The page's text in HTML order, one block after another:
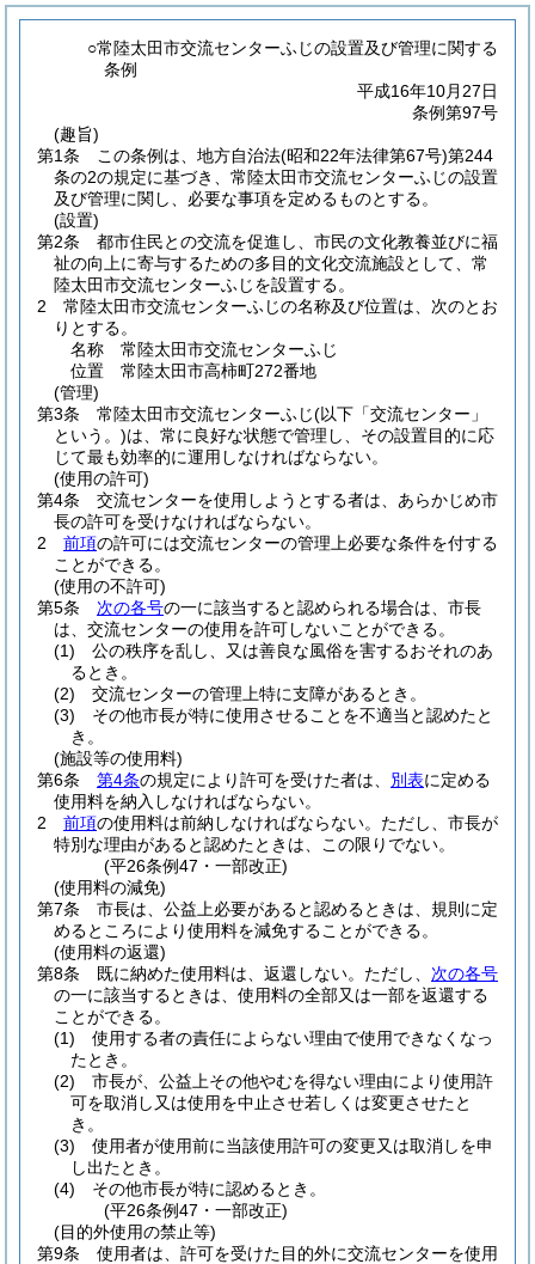
○常陸太田市交流センターふじの設置及び管理に関する
条例
平成16年10月27日
条例第97号
(趣旨)
第1条
この条例は、地方自治法(昭和22年法律第67号)第244
条の2の規定に基づき、常陸太田市交流センターふじの設置
及び管理に関し、必要な事項を定めるものとする。
(設置)
第2条
都市住民との交流を促進し、市民の文化教養並びに福
祉の向上に寄与するための多目的文化交流施設として、常
陸太田市交流センターふじを設置する。
2
常陸太田市交流センターふじの名称及び位置は、次のとお
りとする。
名称 常陸太田市交流センターふじ
位置 常陸太田市高柿町272番地
(管理)
第3条
常陸太田市交流センターふじ(以下「交流センター」
という。)は、常に良好な状態で管理し、その設置目的に応
じて最も効率的に運用しなければならない。
(使用の許可)
第4条
交流センターを使用しようとする者は、あらかじめ市
長の許可を受けなければならない。
2
前項の許可には交流センターの管理上必要な条件を付する
ことができる。
(使用の不許可)
第5条
次の各号の一に該当すると認められる場合は、市長
は、交流センターの使用を許可しないことができる。
(1)
公の秩序を乱し、又は善良な風俗を害するおそれのあ
るとき。
(2)
交流センターの管理上特に支障があるとき。
(3)
その他市長が特に使用させることを不適当と認めたと
き。
(施設等の使用料)
第6条
第4条の規定により許可を受けた者は、 別表に定める
使用料を納入しなければならない。
2
前項の使用料は前納しなければならない。 ただし、市長が
特別な理由があると認めたときは、この限りでない。
(平26条例47・一部改正)
(使用料の減免)
第7条
市長は、公益上必要があると認めるときは、規則に定
めるところにより使用料を減免することができる。
(使用料の返還)
第8条
既に納めた使用料は、返還しない。 ただし、 次の各号
の一に該当するときは、使用料の全部又は一部を返還する
ことができる。
(1)
使用する者の責任によらない理由で使用できなくなっ
たとき。
(2)
市長が、公益上その他やむを得ない理由により使用許
可を取消し又は使用を中止させ若しくは変更させたと
き。
(3)
使用者が使用前に当該使用許可の変更又は取消しを申
し出たとき。
(4)
その他市長が特に認めるとき。
(平26条例47・一部改正)
(目的外使用の禁止等)
第9条
使用者は、許可を受けた目的外に交流センターを使用